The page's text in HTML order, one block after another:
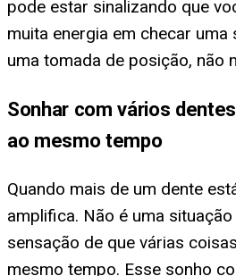
pode estar sinalizando que
muita energia em checar uma
uma tomada de posição, não
Sonhar com vários
ao mesmo tempo
Quando mais de um dente
amplifica. Não é uma
sensação de que várias
mesmo tempo. Esse sonho